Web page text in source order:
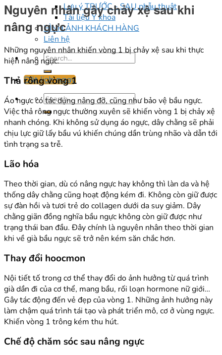
Lưu ý TRƯỚC - SAU phẫu thuật
Tài liệu Y khoa
HÌNH ẢNH KHÁCH HÀNG
Liên hệ
Đặt lịch ngay
Nguyên nhân gây chảy xệ sau khi
nâng ngực
Những nguyên nhân khiến vòng 1 bị chảy xệ sau khi thực
hiện nâng ngực.
Thả rông vòng 1
Áo ngực có tác dụng nâng đỡ, cũng như bảo vệ bầu ngực.
Việc thả rông ngực thường xuyên sẽ khiến vòng 1 bị chảy xệ
nhanh chóng. Khi không sử dụng áo ngực, dây chằng sẽ phải
chịu lực giữ lấy bầu vú khiến chúng dần trùng nhão và dẫn tới
tình trạng sa trễ.
Lão hóa
Theo thời gian, dù có nâng ngực hay không thì làn da và hệ
thống dây chằng cũng hoạt động kém đi. Không còn giữ được
sự đàn hồi và tươi trẻ do collagen dưới da suy giảm. Dây
chằng giãn đồng nghĩa bầu ngực không còn giữ được như
trạng thái ban đầu. Đây chính là nguyên nhân theo thời gian
khi về già bầu ngực sẽ trở nên kém săn chắc hơn.
Thay đổi hoocmon
Nội tiết tố trong cơ thể thay đổi do ảnh hưởng từ quá trình
già dần đi của cơ thể, mang bầu, rối loạn hormone nữ giới…
Gây tác động đến vẻ đẹp của vòng 1. Những ảnh hưởng này
làm chậm quá trình tái tạo và phát triển mô, cơ ở vùng ngực.
Khiến vòng 1 trông kém thu hút.
Chế độ chăm sóc sau nâng ngực